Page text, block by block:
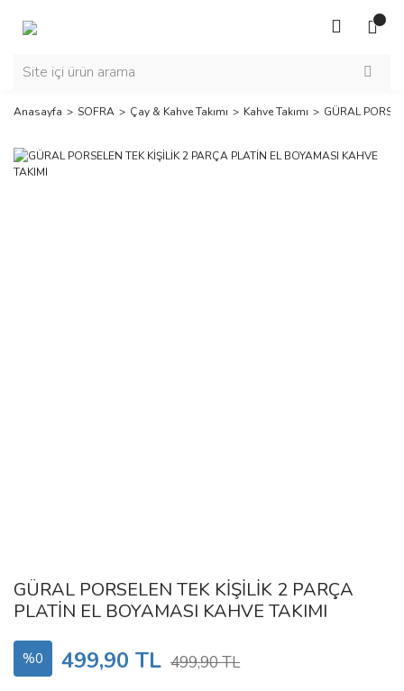
Anasayfa SOFRA Çay & Kahve Takımı Kahve Takımı GÜRAL
GÜRAL PORSELEN TEK KİŞİLİK 2 PARÇA
PLATİN EL BOYAMASI KAHVE TAKIMI
%0 499,90 TL 499,90 TL